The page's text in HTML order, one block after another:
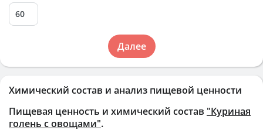
Химический состав и анализ пищевой ценности
Пищевая ценность и химический состав "Куриная
голень с овощами".
Далее